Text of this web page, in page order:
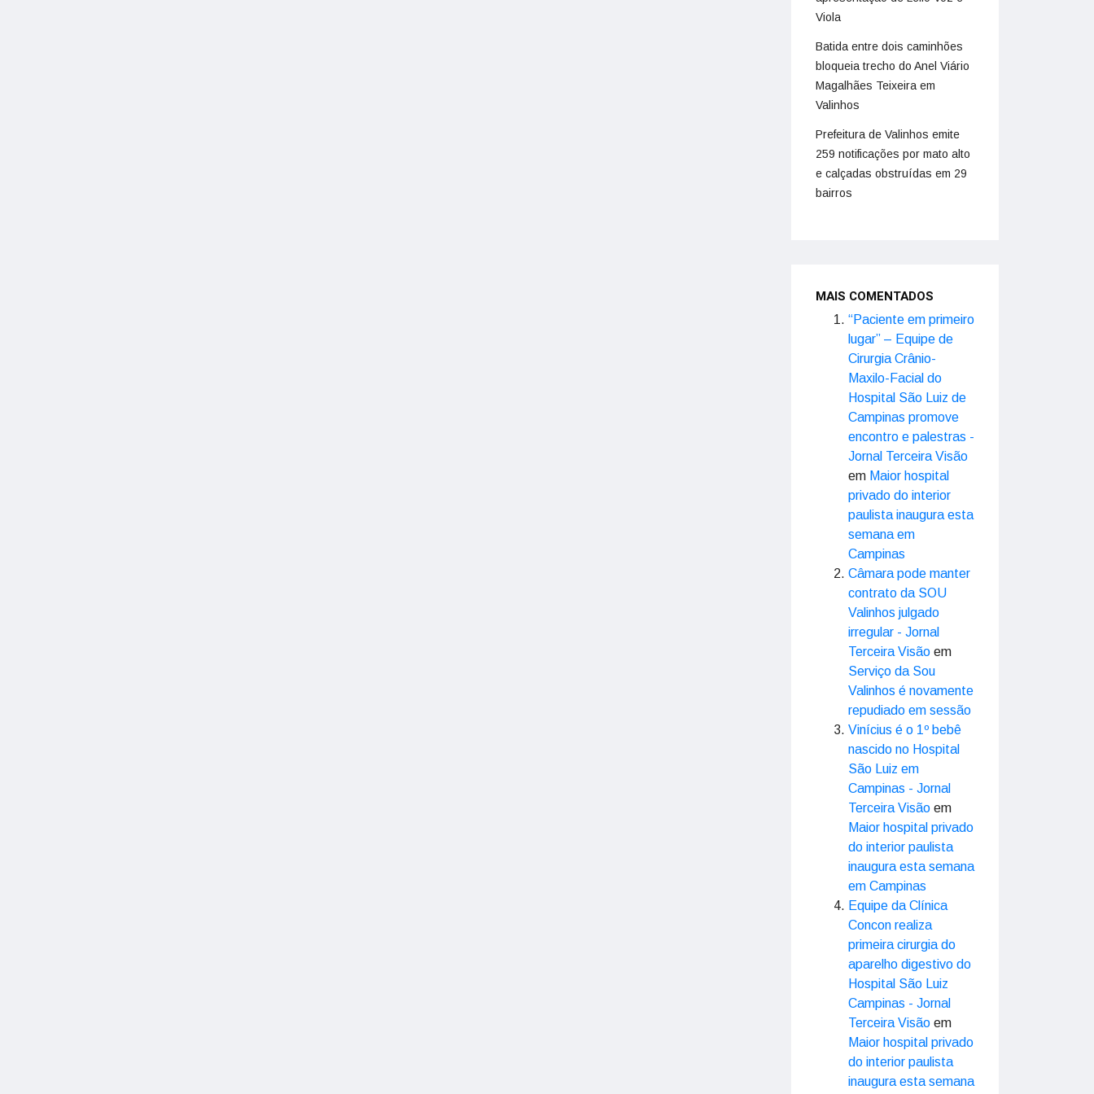
Viola
Batida entre dois caminhões
bloqueia trecho do Anel Viário
Magalhães Teixeira em
Valinhos
Prefeitura de Valinhos emite
259 notificações por mato alto
e calçadas obstruídas em 29
bairros
MAIS COMENTADOS
“Paciente em primeiro
lugar” – Equipe de
Cirurgia Crânio-
Maxilo-Facial do
Hospital São Luiz de
Campinas promove
encontro e palestras -
Jornal Terceira Visão
em Maior hospital
privado do interior
paulista inaugura esta
semana em
Campinas
Câmara pode manter
contrato da SOU
Valinhos julgado
irregular - Jornal
Terceira Visão em
Serviço da Sou
Valinhos é novamente
repudiado em sessão
Vinícius é o 1º bebê
nascido no Hospital
São Luiz em
Campinas - Jornal
Terceira Visão em
Maior hospital privado
do interior paulista
inaugura esta semana
em Campinas
Equipe da Clínica
Concon realiza
primeira cirurgia do
aparelho digestivo do
Hospital São Luiz
Campinas - Jornal
Terceira Visão em
Maior hospital privado
do interior paulista
inaugura esta semana